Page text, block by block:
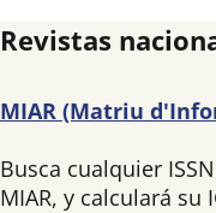
Revistas
MIAR (Matriu
Busca cualquier
MIAR, y calculará su